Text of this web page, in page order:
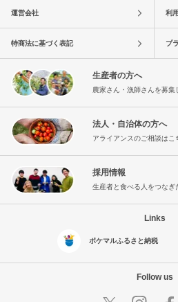
運営会社 利
特商法に基づく表記 プ
生産者の方へ
農家さん・漁師さんを募集
法人・自治体の方へ
アライアンスのご相談はこ
採用情報
生産者と食べる人をつなぎ
Links
ポケマルふるさと納税
Follow us